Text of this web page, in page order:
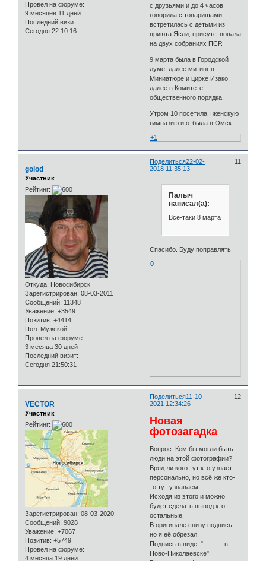
Провел на форуме:
9 месяцев 11 дней
Последний визит:
Сегодня 22:10:16
с друзьями и до 4 часов
говорила с товарищами,
встретилась с детьми из
приюта Ясли, присутствовала
на двух собраниях ПСР.
9 марта была в Городской
думе, далее митинг в
Миниатюре и цирке Изако,
далее в Комитете
общественного порядка.
Утром 10 посетила I женскую
гимназию и отбыла в Омск.
+1
Поделиться 11
22-02-
2018 11:35:13
golod
Участник
Рейтинг:
Откуда: Новосибирск
Зарегистрирован: 08-03-2011
Сообщений: 11348
Уважение: +3549
Позитив: +4414
Пол: Мужской
Провел на форуме:
3 месяца 30 дней
Последний визит:
Сегодня 21:50:31
Палыч
написал(а):
Все-таки 8 марта
Спасибо. Буду поправлять
0
Поделиться 12
11-10-
2021 12:34:26
VECTOR
Участник
Рейтинг:
Зарегистрирован: 08-03-2020
Сообщений: 9028
Уважение: +7067
Позитив: +5749
Провел на форуме:
4 месяца 19 дней
Новая
фотозагадка
Вопрос: Кем бы могли быть
люди на этой фотографии?
Вряд ли кого тут кто узнает
персонально, но всё же кто-
то тут узнаваем...
Исходя из этого и можно
будет сделать вывод кто
остальные.
В оригинале снизу подпись,
но я её обрезал.
Подпись в виде: "........... в
Ново-Николаевске"